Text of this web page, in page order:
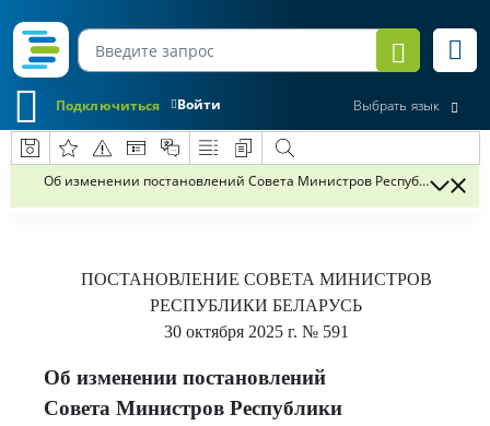
Войти
Подключиться Выбрать язык
Об изменении постановлений Совета Министров Республики
ПОСТАНОВЛЕНИЕ СОВЕТА МИНИСТРОВ
РЕСПУБЛИКИ БЕЛАРУСЬ
30 октября 2025 г. № 591
Об изменении постановлений
Совета Министров Республики